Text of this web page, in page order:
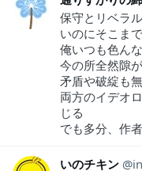
保守とリベラ
いのにそこま
俺いつも色ん
今の所全然隙
矛盾や破綻も
両方のイデオ
じる
でも多分、作
いのチキン